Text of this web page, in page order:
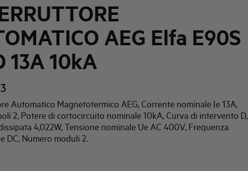
AEG Elfa E90S
13A 10kA
Automatico Magnetotermico AEG, Corrente nominale Ie 13A,
2, Potere di cortocircuito nominale 10kA, Curva di intervento D,
4,022W, Tensione nominale Ue AC 400V, Frequenza
DC, Numero moduli 2.